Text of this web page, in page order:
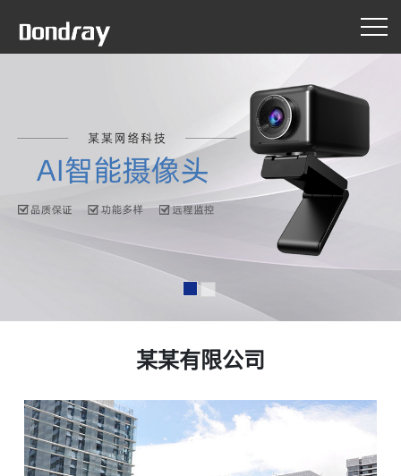
某某有限公司